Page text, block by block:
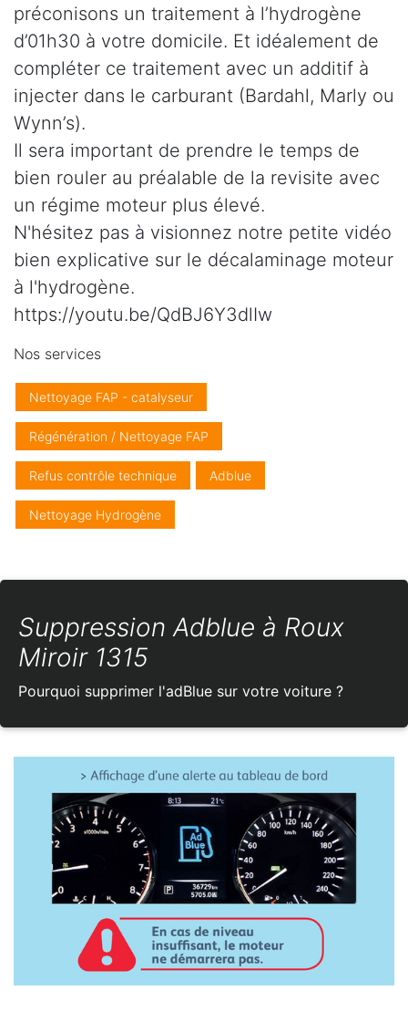
préconisons un traitement à l’hydrogène
d’01h30 à votre domicile. Et idéalement de
compléter ce traitement avec un additif à
injecter dans le carburant (Bardahl, Marly ou
Wynn’s).
Il sera important de prendre le temps de
bien rouler au préalable de la revisite avec
un régime moteur plus élevé.
N'hésitez pas à visionnez notre petite vidéo
bien explicative sur le décalaminage moteur
à l'hydrogène.
https://youtu.be/QdBJ6Y3dlIw
Nos services
Nettoyage FAP - catalyseur
Régénération / Nettoyage FAP
Refus contrôle technique Adblue
Nettoyage Hydrogène
Suppression Adblue à Roux
Miroir 1315
Pourquoi supprimer l'adBlue sur votre voiture ?